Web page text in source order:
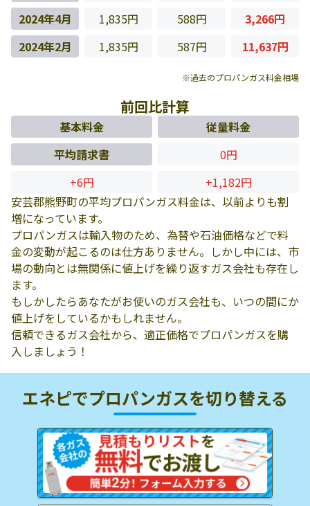
2024年4月
1,835円 588円
3,266円
2024年2月
1,835円 587円 11,637円
※過去のプロパンガス料金相場
前回比計算
基本料金
従量料金
平均請求書
0円
+6円
+1,182円
安芸郡熊野町の平均プロパンガス料金は、以前よりも割
増になっています。
プロパンガスは輸入物のため、為替や石油価格などで料
金の変動が起こるのは仕方ありません。しかし中には、市
場の動向とは無関係に値上げを繰り返すガス会社も存在し
ます。
もしかしたらあなたがお使いのガス会社も、いつの間にか
値上げをしているかもしれません。
信頼できるガス会社から、適正価格でプロパンガスを購
入しましょう！
エネピでプロパンガスを切り替える